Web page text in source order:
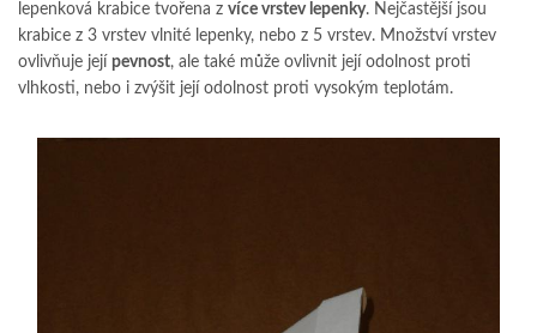
lepenková krabice tvořena z více vrstev lepenky. Nejčastější jsou
krabice z 3 vrstev vlnité lepenky, nebo z 5 vrstev. Množství vrstev
ovlivňuje její pevnost, ale také může ovlivnit její odolnost proti
vlhkosti, nebo i zvýšit její odolnost proti vysokým teplotám.